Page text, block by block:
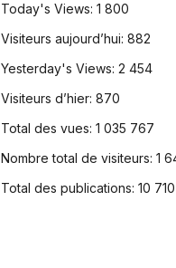
Today's Views: 1 800
Visiteurs aujourd’hui: 882
Yesterday's Views: 2 454
Visiteurs d’hier: 870
Total des vues: 1 035 767
Nombre total de visiteurs: 1
Total des publications: 10 710